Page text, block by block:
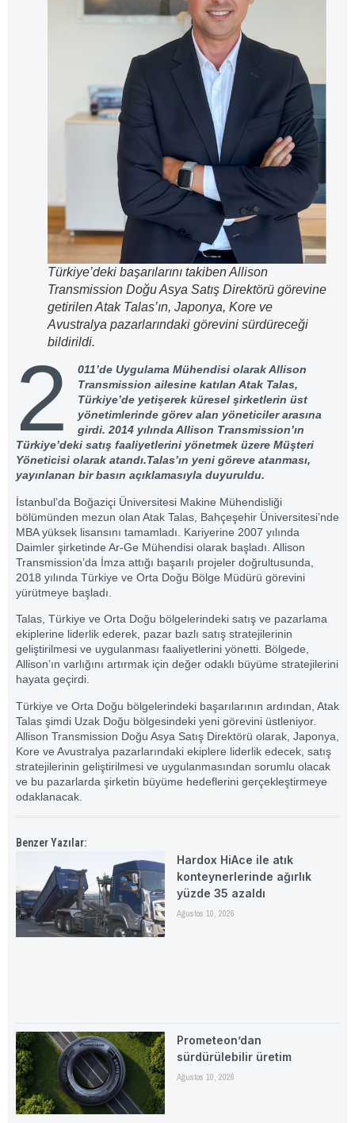
Türkiye’deki başarılarını takiben Allison
Transmission Doğu Asya Satış Direktörü görevine
getirilen Atak Talas’ın, Japonya, Kore ve
Avustralya pazarlarındaki görevini sürdüreceği
bildirildi.
2
011’de Uygulama Mühendisi olarak Allison
Transmission ailesine katılan Atak Talas,
Türkiye’de yetişerek küresel şirketlerin üst
yönetimlerinde görev alan yöneticiler arasına
girdi. 2014 yılında Allison Transmission’ın
Türkiye’deki satış faaliyetlerini yönetmek üzere Müşteri
Yöneticisi olarak atandı.Talas’ın yeni göreve atanması,
yayınlanan bir basın açıklamasıyla duyuruldu.
İstanbul’da Boğaziçi Üniversitesi Makine Mühendisliği
bölümünden mezun olan Atak Talas, Bahçeşehir Üniversitesi’nde
MBA yüksek lisansını tamamladı. Kariyerine 2007 yılında
Daimler şirketinde Ar-Ge Mühendisi olarak başladı. Allison
Transmission’da İmza attığı başarılı projeler doğrultusunda,
2018 yılında Türkiye ve Orta Doğu Bölge Müdürü görevini
yürütmeye başladı.
Talas, Türkiye ve Orta Doğu bölgelerindeki satış ve pazarlama
ekiplerine liderlik ederek, pazar bazlı satış stratejilerinin
geliştirilmesi ve uygulanması faaliyetlerini yönetti. Bölgede,
Allison’ın varlığını artırmak için değer odaklı büyüme stratejilerini
hayata geçirdi.
Türkiye ve Orta Doğu bölgelerindeki başarılarının ardından, Atak
Talas şimdi Uzak Doğu bölgesindeki yeni görevini üstleniyor.
Allison Transmission Doğu Asya Satış Direktörü olarak, Japonya,
Kore ve Avustralya pazarlarındaki ekiplere liderlik edecek, satış
stratejilerinin geliştirilmesi ve uygulanmasından sorumlu olacak
ve bu pazarlarda şirketin büyüme hedeflerini gerçekleştirmeye
odaklanacak.
Benzer Yazılar:
Hardox HiAce ile atık
konteynerlerinde ağırlık
yüzde 35 azaldı
Ağustos 10, 2026
Prometeon’dan
sürdürülebilir üretim
Ağustos 10, 2026